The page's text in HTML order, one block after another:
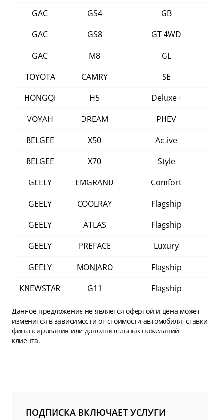
GAC
GS4 GB
GAC
GS8 GT 4WD
GAC
M8 GL
TOYOTA
CAMRY SE
HONGQI
H5 Deluxe+
VOYAH
DREAM PHEV
BELGEE
X50 Active
BELGEE
X70 Style
GEELY
EMGRAND Comfort
GEELY
COOLRAY Flagship
GEELY
ATLAS Flagship
GEELY
PREFACE Luxury
GEELY
MONJARO Flagship
KNEWSTAR
G11 Flagship
Данное предложение не является офертой и цена может
изменится в зависимости от стоимости автомобиля, ставки
финансирования или дополнительных пожеланий
клиента.
ПОДПИСКА ВКЛЮЧАЕТ УСЛУГИ